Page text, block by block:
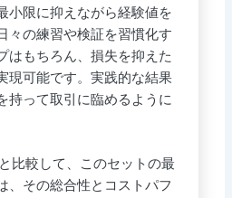
小限に抑えながら経験値を
々の練習や検証を習慣化す
はもちろん、損失を抑えた
現可能です。実践的な結果
持って取引に臨めるように
比較して、このセットの最
、その総合性とコストパフ